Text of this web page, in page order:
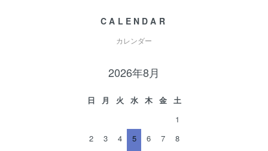
CALENDAR
カレンダー
2026年8月
日 月 火 水 木 金
土
1
2
3 4 5 6 7
8